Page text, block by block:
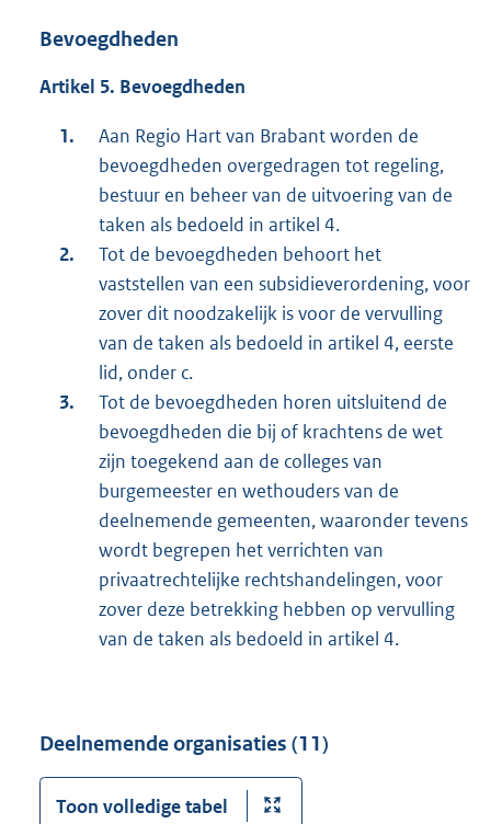
Bevoegdheden
Artikel 5. Bevoegdheden
Aan Regio Hart van Brabant worden de
bevoegdheden overgedragen tot regeling,
bestuur en beheer van de uitvoering van de
taken als bedoeld in artikel 4.
Tot de bevoegdheden behoort het
vaststellen van een subsidieverordening, voor
zover dit noodzakelijk is voor de vervulling
van de taken als bedoeld in artikel 4, eerste
lid, onder c.
Tot de bevoegdheden horen uitsluitend de
bevoegdheden die bij of krachtens de wet
zijn toegekend aan de colleges van
burgemeester en wethouders van de
deelnemende gemeenten, waaronder tevens
wordt begrepen het verrichten van
privaatrechtelijke rechtshandelingen, voor
zover deze betrekking hebben op vervulling
van de taken als bedoeld in artikel 4.
Deelnemende organisaties (11)
Toon volledige tabel